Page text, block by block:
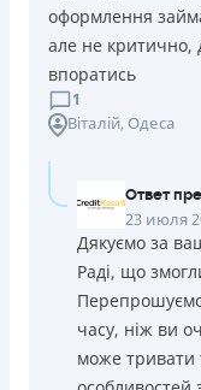
оформлення
але не критично,
впоратись
1
Віталій, Одеса
Ответ
23 июля
Дякуємо за
Раді, що
часу, ніж ви
може тривати